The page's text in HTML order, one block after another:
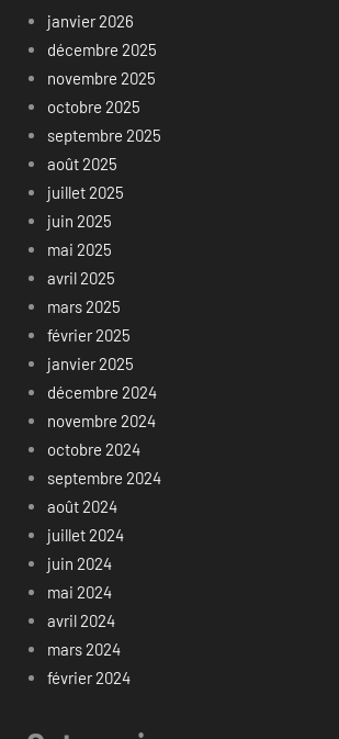
janvier 2026
décembre 2025
novembre 2025
octobre 2025
septembre 2025
août 2025
juillet 2025
juin 2025
mai 2025
avril 2025
mars 2025
février 2025
janvier 2025
décembre 2024
novembre 2024
octobre 2024
septembre 2024
août 2024
juillet 2024
juin 2024
mai 2024
avril 2024
mars 2024
février 2024